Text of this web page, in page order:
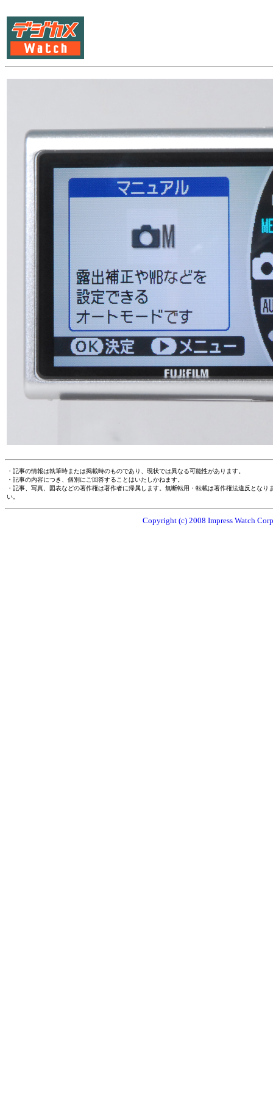
・記事の情報は執筆時または掲載時のものであり、現状では異なる可能性があります。
・記事の内容につき、個別にご回答することはいたしかねます。
・記事、写真、図表などの著作権は著作者に帰属します。無断転用・転載は著作権法違反とな
い。
Copyright (c) 2008 Impress Watch